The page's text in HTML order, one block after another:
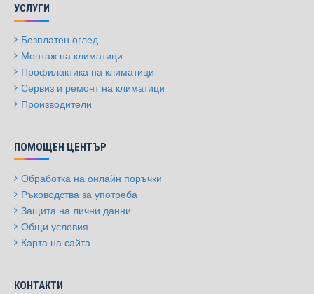
УСЛУГИ
Безплатен оглед
Монтаж на климатици
Профилактика на климатици
Сервиз и ремонт на климатици
Производители
ПОМОЩЕН ЦЕНТЪР
Обработка на онлайн поръчки
Ръководства за употреба
Защита на лични данни
Общи условия
Карта на сайта
КОНТАКТИ